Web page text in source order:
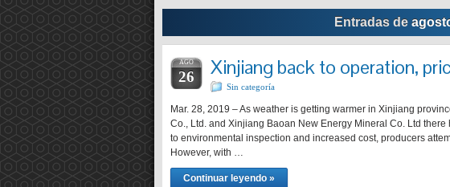
Entradas de
AGO
26 Xinjiang back to operation,
Sin categoría
Mar. 28, 2019 – As weather is getting warmer in Xinjiang
Co., Ltd. and Xinjiang Baoan New Energy Mineral Co. Ltd
to environmental inspection and increased cost, producers
However, with …
Continuar leyendo »